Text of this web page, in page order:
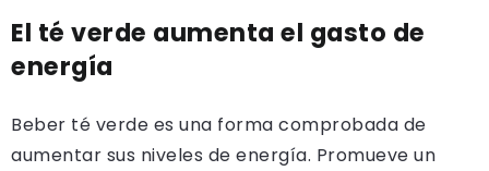
El té verde aumenta el gasto de
energía
Beber té verde es una forma comprobada de
aumentar sus niveles de energía. Promueve un